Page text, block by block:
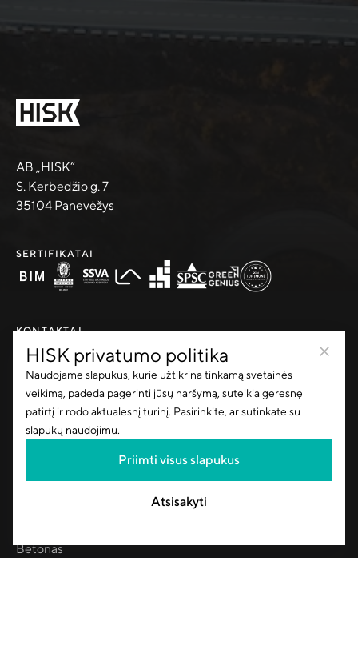
HISK privatumo politika
Naudojame slapukus, kurie užtikrina tinkamą svetainės
veikimą, padeda pagerinti jūsų naršymą, suteikia geresnę
patirtį ir rodo aktualesnį turinį. Pasirinkite, ar sutinkate su
slapukų naudojimu.
Priimti visus slapukus
Atsisakyti
AB „HISK“
S. Kerbedžio g. 7
35104 Panevėžys
SERTIFIKATAI
KONTAKTAI
info@hisk.lt
PASLAUGOS
Projektų valdymas
Projektavimas
Betonas
Gelžbetonio gaminiai